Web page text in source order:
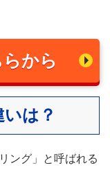
から
は？
ング」と呼ばれる